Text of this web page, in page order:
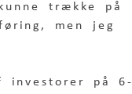
trække på
men jeg
investorer på 6-